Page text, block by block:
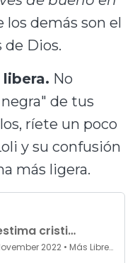
los demás son el
de Dios.
No
de tus
ríete un poco
y su confusión
más ligera.